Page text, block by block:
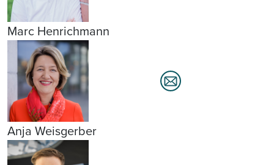
Marc Henrichmann
Anja Weisgerber